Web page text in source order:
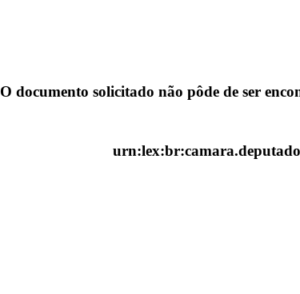
O documento solicitado não pôde de ser